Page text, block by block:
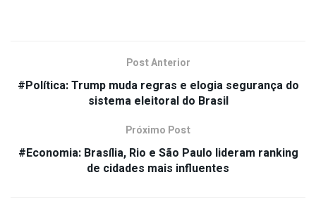
Post Anterior
#Política: Trump muda regras e elogia segurança do
sistema eleitoral do Brasil
Próximo Post
#Economia: Brasília, Rio e São Paulo lideram ranking
de cidades mais influentes